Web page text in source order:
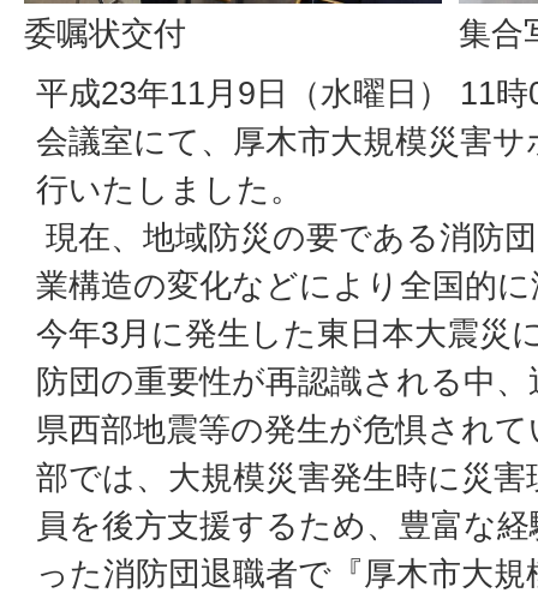
委嘱状交付
集合
平成23年11月9日（水曜日） 11
会議室にて、厚木市大規模災害
行いたしました。
現在、地域防災の要である消防
業構造の変化などにより全国的
今年3月に発生した東日本大震災
防団の重要性が再認識される中
県西部地震等の発生が危惧され
部では、大規模災害発生時に災
員を後方支援するため、豊富な
った消防団退職者で『厚木市大